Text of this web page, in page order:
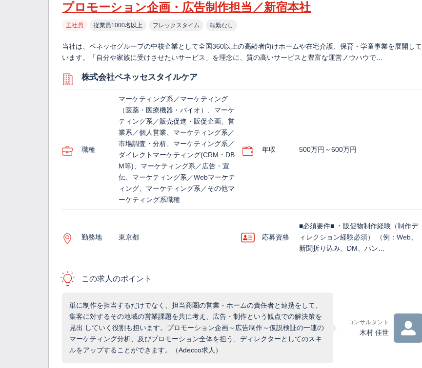
プロモーション企画・広告制作担当／新宿本社
正社員 従業員1000名以上 フレックスタイム 転勤なし
当社は、ベネッセグループの中核企業として全国360以上の高齢者向けホームや在宅介護、保育・学童事業を展開して
います。「自分や家族に受けさせたいサービス」を理念に、質の高いサービスと豊富な運営ノウハウで…
株式会社ベネッセスタイルケア
職種
マーケティング系／マーケティング
（医薬・医療機器・バイオ）、マーケ
ティング系／販売促進・販促企画、営
業系／個人営業、マーケティング系／
市場調査・分析、マーケティング系／
ダイレクトマーケティング(CRM・DB
M等)、マーケティング系／広告・宣
伝、マーケティング系／Webマーケテ
ィング、マーケティング系／その他マ
ーケティング系職種
年収 500万円～600万円
勤務地 東京都 応募資格
■必須要件■ ・販促物制作経験（制作デ
ィレクション経験必須） （例：Web、
新聞折り込み、DM、パン…
この求人のポイント
単に制作を担当するだけでなく、担当商圏の営業・ホームの責任者と連携をして、
集客に対するその地域の営業課題を共に考え、広告・制作という観点での解決策を
見出 していく役割も担います。プロモーション企画～広告制作～仮説検証の一連の
マーケティング分析、及びプロモーション全体を担う、ディレクターとしてのスキ
ルをアップすることができます。（Adecco求人）
コンサルタント
木村 佳世